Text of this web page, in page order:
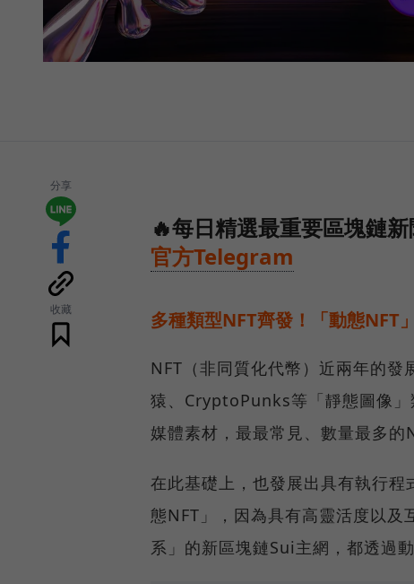
分享
收藏
🔥每日精選最重要區塊鏈
官方Telegram
多種類型NFT齊發！「動態NFT
NFT（非同質化代幣）近兩年的
猿、CryptoPunks等「靜態圖像」
媒體素材，最最常見、數量最多的
在此基礎上，也發展出具有執行
態NFT」，因為具有高靈活度以
系」的新區塊鏈Sui主網，都透過